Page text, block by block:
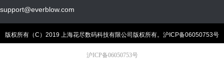
support@everblow.com
版权所有（C）2019 上海花尽数码科技有限公司版权所有。 沪ICP备06050753号
沪ICP备06050753号